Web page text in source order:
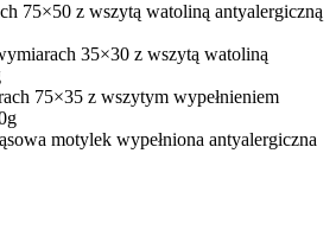
75×50 z wszytą watoliną antyalergiczną
35×30 z wszytą watoliną
75×35 z wszytym wypełnieniem
motylek wypełniona antyalergiczna